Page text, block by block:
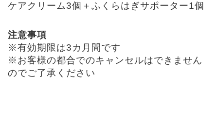
ケアクリーム3個＋ ふくらはぎサポーター1個
注意事項
※有効期限は3カ月間です
※お客様の都合でのキャンセルはできません
のでご了承ください